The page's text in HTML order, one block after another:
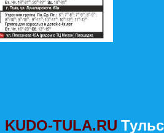
KUDO-TULA.RU